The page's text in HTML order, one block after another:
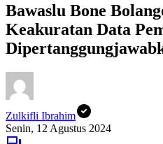
Bawaslu Bone
Keakuratan Data
Zulkifli Ibrahim
Senin, 12 Agustus 2024